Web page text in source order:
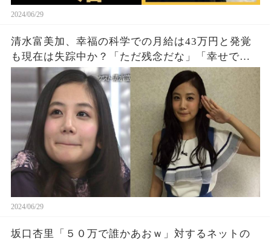
2024/06/29
清水富美加、幸福の科学での月給は43万円と発覚
も現在は失踪中か？「ただ残念だな」「幸せでい
て欲しい」
2024/06/29
坂口杏里「５０万で誰かあおｗ」対するネットの